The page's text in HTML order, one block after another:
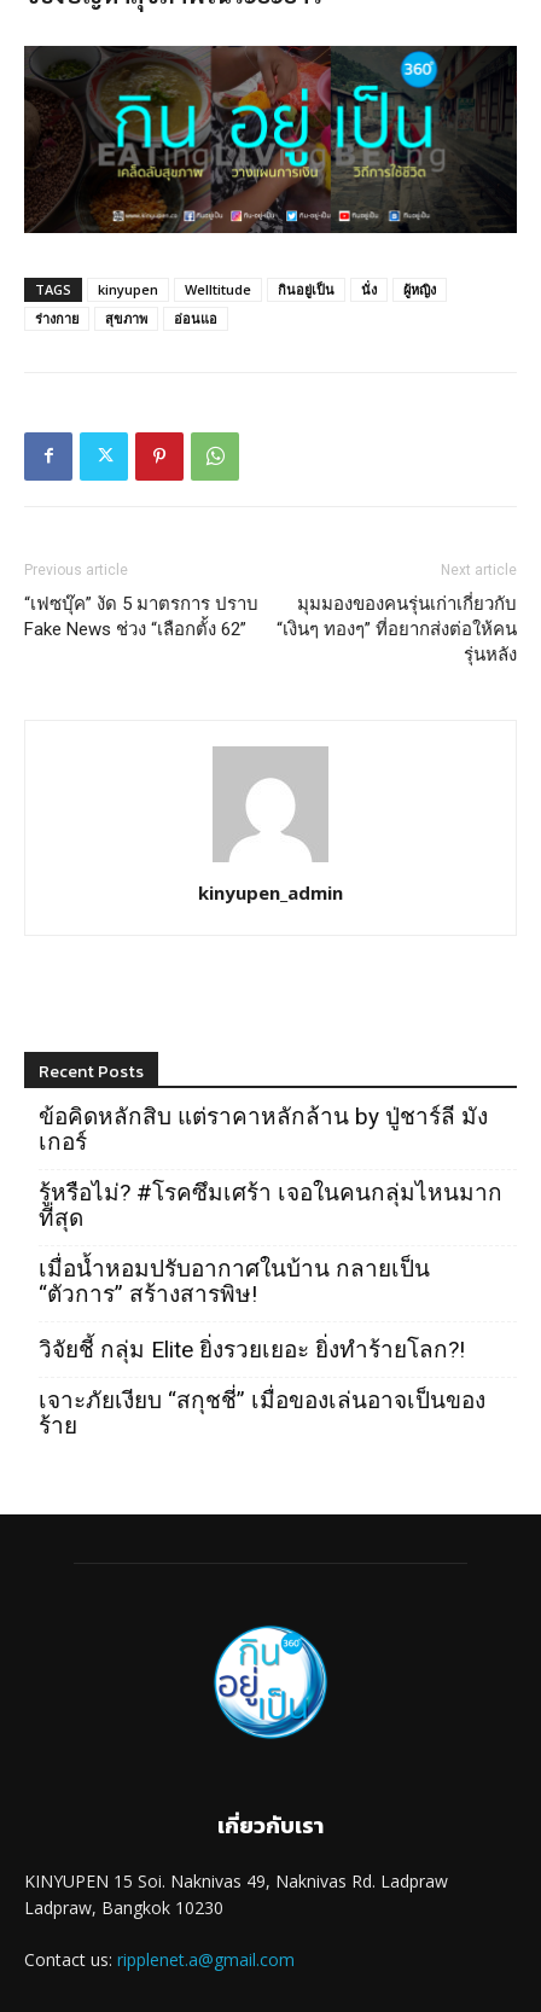
TAGS kinyupen Welltitude กินอยู่เป็น นั่ง
ผู้หญิง
ร่างกาย
สุขภาพ อ่อนแอ
Previous article
“เฟซบุ๊ค” งัด 5 มาตรการ ปราบ
Fake News ช่วง “เลือกตั้ง 62”
Next article
มุมมองของคนรุ่นเก่าเกี่ยวกับ
“เงินๆ ทองๆ” ที่อยากส่งต่อให้คน
รุ่นหลัง
kinyupen_admin
Recent Posts
ข้อคิดหลักสิบ แต่ราคาหลักล้าน by ปู่ชาร์ลี มัง
เกอร์
รู้หรือไม่? #โรคซึมเศร้า เจอในคนกลุ่มไหนมาก
ที่สุด
เมื่อน้ำหอมปรับอากาศในบ้าน กลายเป็น
“ตัวการ” สร้างสารพิษ!
วิจัยชี้ กลุ่ม Elite ยิ่งรวยเยอะ ยิ่งทำร้ายโลก?!
เจาะภัยเงียบ “สกุชชี่” เมื่อของเล่นอาจเป็นของ
ร้าย
เกี่ยวกับเรา
KINYUPEN 15 Soi. Naknivas 49, Naknivas Rd. Ladpraw
Ladpraw, Bangkok 10230
Contact us: ripplenet.a@gmail.com